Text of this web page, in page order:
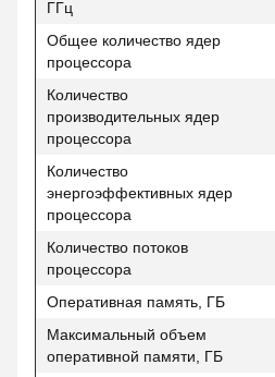
ГГц
Общее количество ядер
процессора
Количество
производительных ядер
процессора
Количество
энергоэффективных ядер
процессора
Количество потоков
процессора
Оперативная память, ГБ
Максимальный объем
оперативной памяти, ГБ